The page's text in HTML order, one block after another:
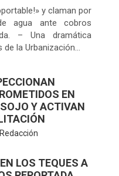
y claman por
agua ante cobros
– Una dramática
la Urbanización…
EN
Y ACTIVAN
Redacción
LOS TEQUES A